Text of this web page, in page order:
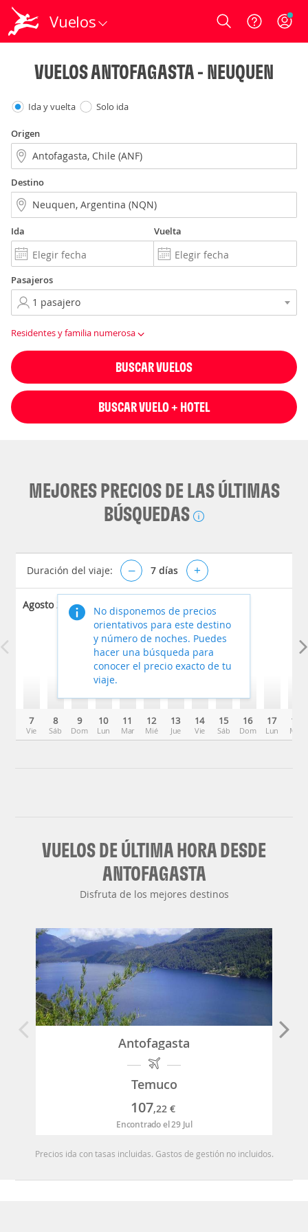
Vuelos Login
VUELOS ANTOFAGASTA - NEUQUEN
Ida y vuelta Solo ida
Origen
Destino
Ida Vuelta
Pasajeros
Residentes y familia numerosa
BUSCAR VUELOS
BUSCAR VUELO + HOTEL
MEJORES PRECIOS DE LAS ÚLTIMAS
BÚSQUEDAS
Duración del viaje: – 7 días +
Agosto 2026
7
Vie
8
Sáb
9
Dom
10
Lun
11
Mar
12
Mié
13
Jue
14
Vie
15
Sáb
16
Dom
17
Lun
18
Mar
No disponemos de precios
orientativos para este destino
y número de noches. Puedes
hacer una búsqueda para
conocer el precio exacto de tu
viaje.
VUELOS DE ÚLTIMA HORA DESDE
ANTOFAGASTA
Disfruta de los mejores destinos
Antofagasta
Temuco
107,22 €
Encontrado el 29 Jul
Precios ida con tasas incluidas. Gastos de gestión no incluidos.